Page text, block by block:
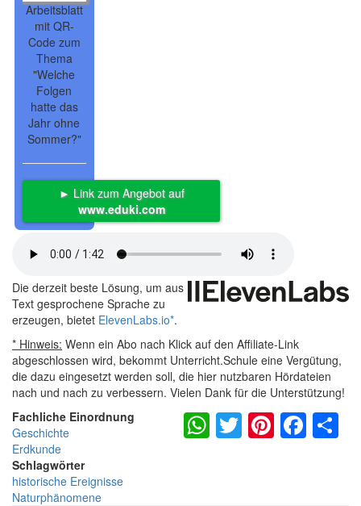
Arbeitsblatt
mit QR-
Code zum
Thema
"Welche
Folgen
hatte das
Jahr ohne
Sommer?"
► Link zum Angebot auf
www.eduki.com
Die derzeit beste Lösung, um aus
Text gesprochene Sprache zu
erzeugen, bietet ElevenLabs.io*.
* Hinweis: Wenn ein Abo nach Klick auf den Affiliate-Link
abgeschlossen wird, bekommt Unterricht.Schule eine Vergütung,
die dazu eingesetzt werden soll, die hier nutzbaren Hördateien
nach und nach zu verbessern. Vielen Dank für die Unterstützung!
Fachliche Einordnung
Geschichte
Erdkunde
Schlagwörter
historische Ereignisse
Naturphänomene
WhatsApp
Twitter